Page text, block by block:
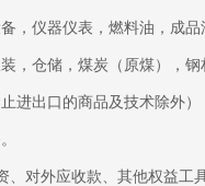
，仪器仪表，燃料油，成
，仓储，煤炭（原煤），
进出口的商品及技术除外
、对外应收款、其他权益工